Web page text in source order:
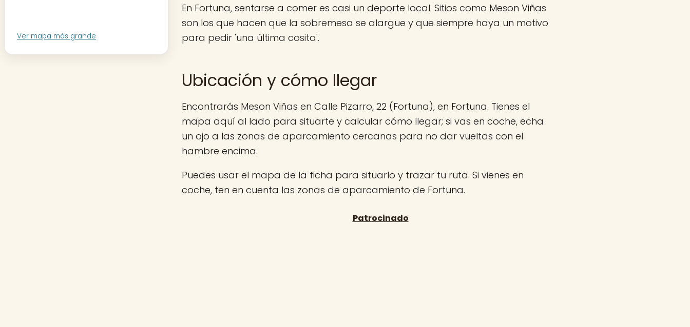
Ver mapa más grande
En Fortuna, sentarse a comer es casi un deporte local. Sitios como Meson Viñas
son los que hacen que la sobremesa se alargue y que siempre haya un motivo
para pedir 'una última cosita'.
Ubicación y cómo llegar
Encontrarás Meson Viñas en Calle Pizarro, 22 (Fortuna), en Fortuna. Tienes el
mapa aquí al lado para situarte y calcular cómo llegar; si vas en coche, echa
un ojo a las zonas de aparcamiento cercanas para no dar vueltas con el
hambre encima.
Puedes usar el mapa de la ficha para situarlo y trazar tu ruta. Si vienes en
coche, ten en cuenta las zonas de aparcamiento de Fortuna.